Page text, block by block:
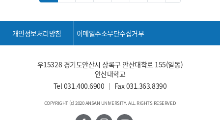
개인정보처리방침 이메일주소무단수집거부
우15328 경기도안산시 상록구 안산대학로 155(일동)
안산대학교
Tel 031.400.6900 ｜ Fax 031.363.8390
COPYRIGHT (c) 2020 ANSAN UNIVERSITY. ALL RIGHTS RESERVED